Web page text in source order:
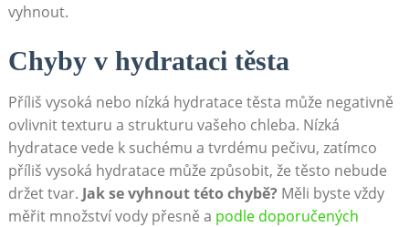
vyhnout.
Chyby v hydrataci těsta
Příliš vysoká nebo nízká hydratace těsta může negativně
ovlivnit texturu a strukturu vašeho chleba. Nízká
hydratace ‍vede ​k⁢ suchému a tvrdému⁢ pečivu, zatímco⁢
příliš vysoká⁢ hydratace může způsobit, že těsto‌ nebude
držet tvar. Jak se vyhnout této chybě? Měli byste vždy
měřit množství vody přesně‌ a podle doporučených